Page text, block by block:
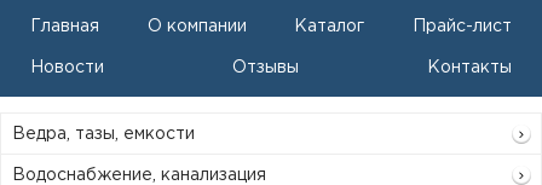
Главная О компании Каталог Прайс-лист
Новости Отзывы Контакты
Ведра, тазы, емкости
Водоснабжение, канализация